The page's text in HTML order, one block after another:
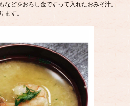
などをおろし金ですって入れたおみそ汁。
ます。